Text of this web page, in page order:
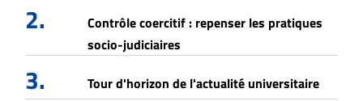
2.
Contrôle coercitif : repenser les pratiques
socio-judiciaires
3. Tour d'horizon de l'actualité universitaire